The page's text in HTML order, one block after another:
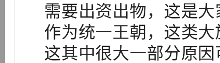
需要出资出物，这是
作为统一王朝，这类
这其中很大一部分原